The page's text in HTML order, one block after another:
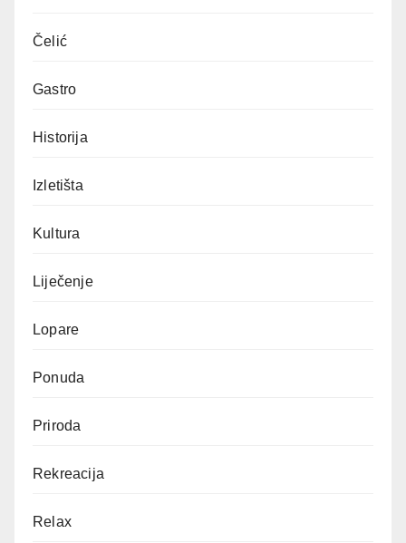
Čelić
Gastro
Historija
Izletišta
Kultura
Liječenje
Lopare
Ponuda
Priroda
Rekreacija
Relax